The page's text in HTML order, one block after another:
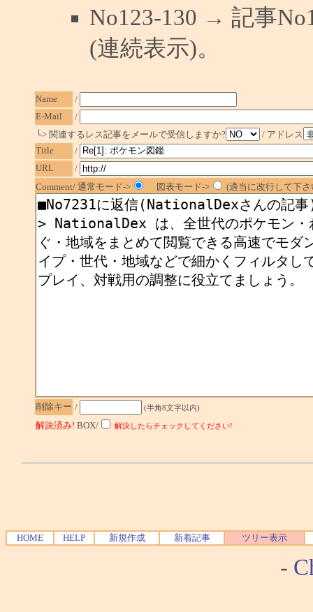
No123-130 → 記事
(連続表示)。
Name
/
E-Mail
/
└> 関連するレス記事をメールで受信しますか?
/ アドレス
Title
/
URL
/
Comment/ 通常モード->
図表モード-> (適当に改行して下
削除キー / (半角8文字以内)
解決済み! BOX/ 解決したらチェックしてください!
HOME HELP 新規作成 新着記事 ツリー表示
-